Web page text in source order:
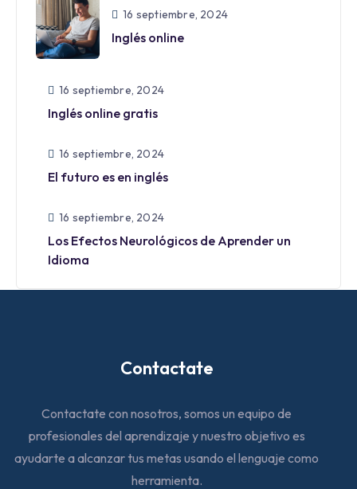
16 septiembre, 2024
Inglés online
16 septiembre, 2024
Inglés online gratis
16 septiembre, 2024
El futuro es en inglés
16 septiembre, 2024
Los Efectos Neurológicos de Aprender un
Idioma
Contactate
Contactate con nosotros, somos un equipo de
profesionales del aprendizaje y nuestro objetivo es
ayudarte a alcanzar tus metas usando el lenguaje como
herramienta.